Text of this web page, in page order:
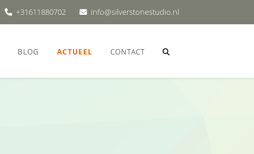
+31611880702 info@silverstonestudio.nl
BLOG ACTUEEL CONTACT